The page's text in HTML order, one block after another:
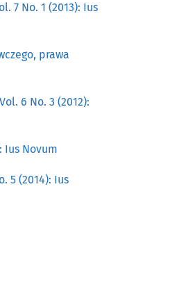
7 No. 1 (2013): Ius
prawa
6 No. 3 (2012):
Ius Novum
5 (2014): Ius